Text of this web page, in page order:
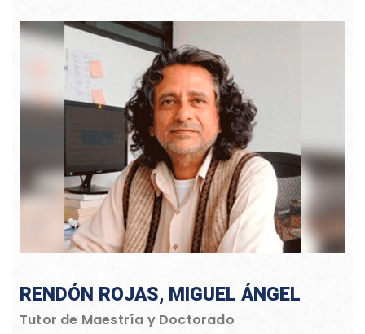
RENDÓN ROJAS, MIGUEL ÁNGEL
Tutor de Maestría y Doctorado